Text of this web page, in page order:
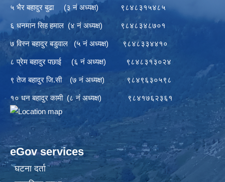
५ भैर बहादुर बुढा (३ नं अध्यक्ष) ९८४८३१५४८५
६ धनमान सिह हमाल (४ नं अध्यक्ष) ९८४८३४८७०१
७ विस्न बहादुर बडुवाल (५ नं अध्यक्ष) ९८४८३३४४१०
८ प्रेम बहादुर पछाई (६ नं अध्यक्ष) ९८४८३१३०२४
९ तेज बहादुर जि.सी (७ नं अध्यक्ष) ९८४९६३०५९८
१० धन बहादुर कामी (८ नं अध्यक्ष) ९८४१७६२३६१
eGov services
घटना दर्ता